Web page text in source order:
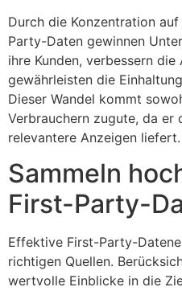
Durch die Konzentration
Party-Daten gewinnen
ihre Kunden, verbessern
gewährleisten die
Dieser Wandel kommt
Verbrauchern zugute, da er
relevantere Anzeigen liefert.
Sammeln
First-Party-
Effektive First-Party-
richtigen Quellen.
wertvolle Einblicke in die